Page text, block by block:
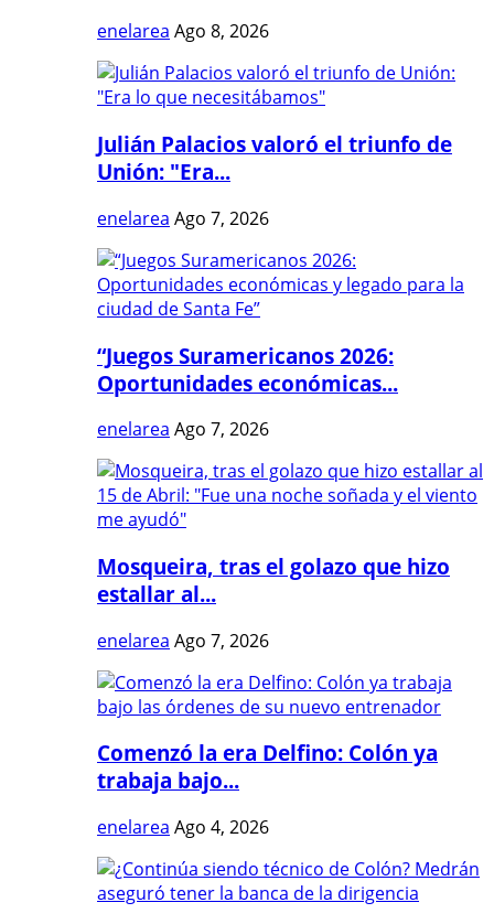
enelarea Ago 8, 2026
Julián Palacios valoró el triunfo de
Unión: "Era...
enelarea Ago 7, 2026
“Juegos Suramericanos 2026:
Oportunidades económicas...
enelarea Ago 7, 2026
Mosqueira, tras el golazo que hizo
estallar al...
enelarea Ago 7, 2026
Comenzó la era Delfino: Colón ya
trabaja bajo...
enelarea Ago 4, 2026